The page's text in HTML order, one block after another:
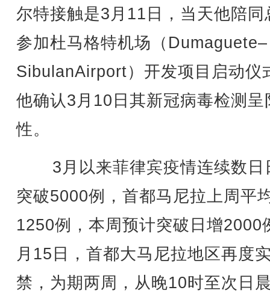
尔特接触是3月11日，当天他陪同
参加杜马格特机场（Dumaguete–
SibulanAirport）开发项目启动仪
他确认3月10日其新冠病毒检测呈
性。
3月以来菲律宾疫情连续数日
突破5000例，首都马尼拉上周平
1250例，本周预计突破日增2000
月15日，首都大马尼拉地区再度
禁，为期两周，从晚10时至次日